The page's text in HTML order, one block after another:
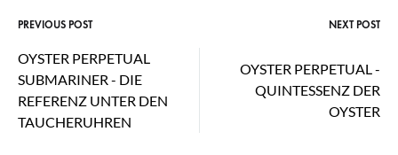
Post
navigation
PREVIOUS POST NEXT POST
OYSTER PERPETUAL
SUBMARINER - DIE
REFERENZ UNTER DEN
TAUCHERUHREN
OYSTER PERPETUAL -
QUINTESSENZ DER
OYSTER